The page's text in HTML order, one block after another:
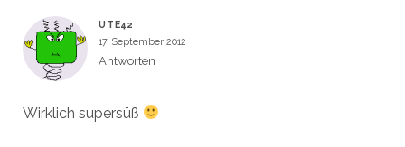
UTE42
17. September 2012
Antworten
Wirklich supersüß